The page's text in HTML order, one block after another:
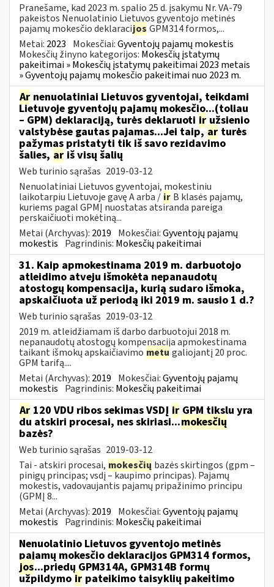
Pranešame, kad 2023 m. spalio 25 d. įsakymu Nr. VA-79
pakeistos Nenuolatinio Lietuvos gyventojo metinės
pajamų mokesčio deklaracijos GPM314 formos,...
Metai: 2023 Mokesčiai:Gyventojų pajamų mokestis
Mokesčių žinyno kategorijos: Mokesčių įstatymų
pakeitimai » Mokesčių įstatymų pakeitimai 2023 metais
» Gyventojų pajamų mokesčio pakeitimai nuo 2023 m.
Ar nenuolatiniai Lietuvos gyventojai, teikdami
Lietuvoje gyventojų pajamų mokesčio...(toliau
– GPM) deklaraciją, turės deklaruoti ir užsienio
valstybėse gautas pajamas...Jei taip,ar turės
pažymas pristatyti tik iš savo rezidavimo
šalies, ar iš visų šalių
Web turinio sąrašas 2019-03-12
Nenuolatiniai Lietuvos gyventojai, mokestiniu
laikotarpiu Lietuvoje gavę A arba / ir B klasės pajamų,
kuriems pagal GPMĮ nuostatas atsiranda pareiga
perskaičiuoti mokėtiną...
Metai (Archyvas): 2019 Mokesčiai:Gyventojų pajamų
mokestis Pagrindinis: Mokesčių pakeitimai
31. Kaip apmokestinama 2019 m. darbuotojo
atleidimo atveju išmokėta nepanaudotų
atostogų kompensacija, kurią sudaro išmoka,
apskaičiuota už periodą iki 2019 m. sausio 1 d.?
Web turinio sąrašas 2019-03-12
2019 m. atleidžiamam iš darbo darbuotojui 2018 m.
nepanaudotų atostogų kompensacija apmokestinama
taikant išmokų apskaičiavimo metu galiojantį 20 proc.
GPM tarifą....
Metai (Archyvas): 2019 Mokesčiai:Gyventojų pajamų
mokestis Pagrindinis: Mokesčių pakeitimai
Ar 120 VDU ribos sekimas VSDĮ ir GPM tikslu yra
du atskiri procesai, nes skiriasi...mokesčių
bazės?
Web turinio sąrašas 2019-03-12
Tai - atskiri procesai, mokesčių bazės skirtingos (gpm –
pinigų principas; vsdį – kaupimo principas). Pajamų
mokestis, vadovaujantis pajamų pripažinimo principu
(GPMĮ 8...
Metai (Archyvas): 2019 Mokesčiai:Gyventojų pajamų
mokestis Pagrindinis: Mokesčių pakeitimai
Nenuolatinio Lietuvos gyventojo metinės
pajamų mokesčio deklaracijos GPM314 formos,
jos...priedų GPM314A, GPM314B formų
užpildymo ir pateikimo taisyklių pakeitimo